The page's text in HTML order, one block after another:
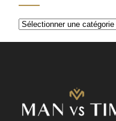
Catégories